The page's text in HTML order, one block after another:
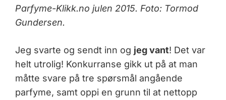
Parfyme-Klikk.no julen 2015. Foto: Tormod
Gundersen.
Jeg svarte og sendt inn og jeg vant! Det var
helt utrolig! Konkurranse gikk ut på at man
måtte svare på tre spørsmål angående
parfyme, samt oppi en grunn til at nettopp